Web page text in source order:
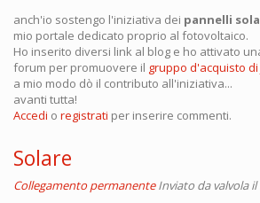
anch'io sostengo l'iniziativa dei pannelli
mio portale dedicato proprio al fotovoltaico.
Ho inserito diversi link al blog e ho attivato
forum per promuovere il gruppo d'acquisto di
a mio modo dò il contributo all'iniziativa...
avanti tutta!
Accedi o registrati per inserire commenti.
Solare
Collegamento permanente Inviato davalvolail